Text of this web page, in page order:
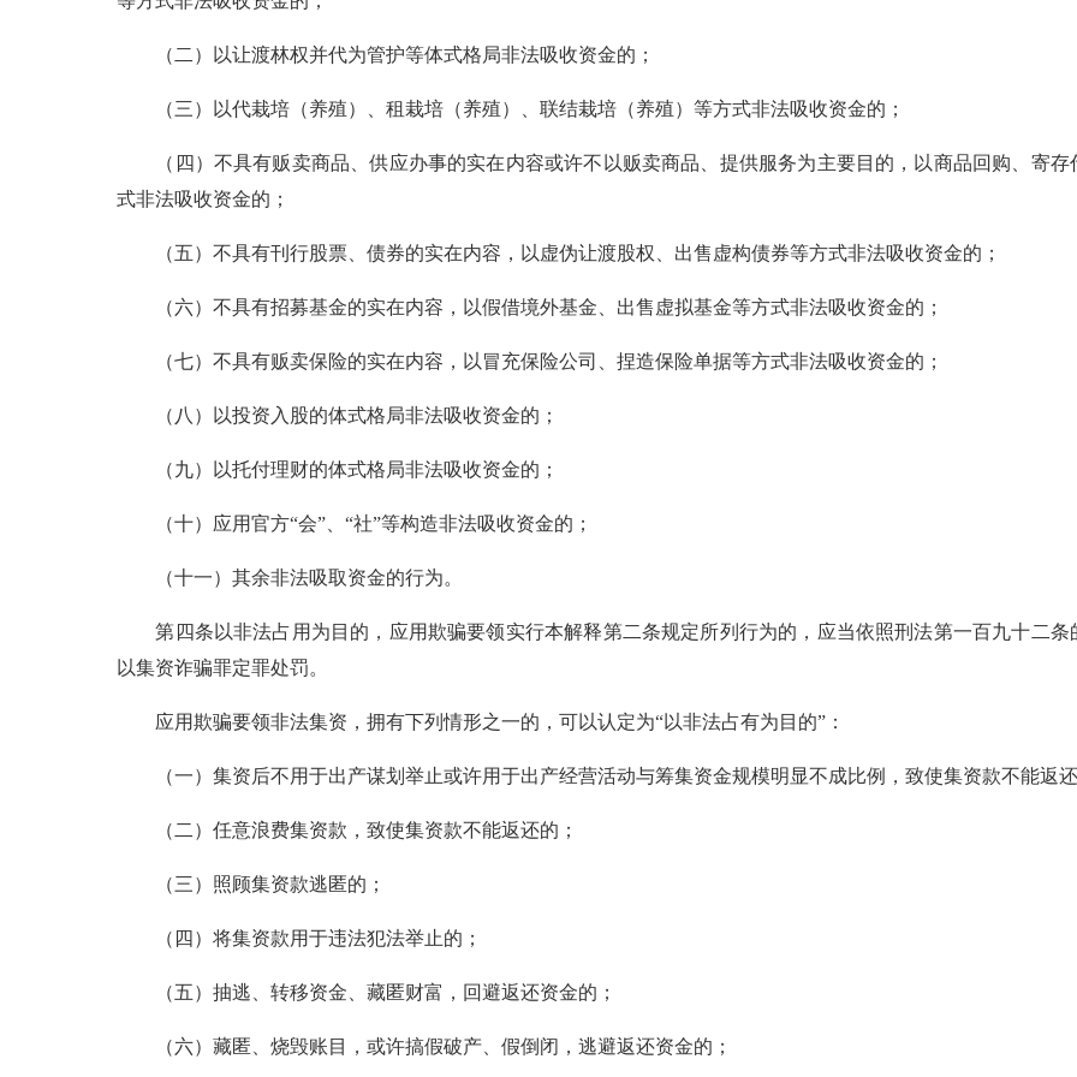
（二）以让渡林权并代为管护等体式格局非法吸收资金的；
（三）以代栽培（养殖）、租栽培（养殖）、联结栽培（养殖）等方式非法吸收资金的；
（四）不具有贩卖商品、供应办事的实在内容或许不以贩卖商品、提供服务为主要目的，以商品回购、寄存
式非法吸收资金的；
（五）不具有刊行股票、债券的实在内容，以虚伪让渡股权、出售虚构债券等方式非法吸收资金的；
（六）不具有招募基金的实在内容，以假借境外基金、出售虚拟基金等方式非法吸收资金的；
（七）不具有贩卖保险的实在内容，以冒充保险公司、捏造保险单据等方式非法吸收资金的；
（八）以投资入股的体式格局非法吸收资金的；
（九）以托付理财的体式格局非法吸收资金的；
（十）应用官方“会”、“社”等构造非法吸收资金的；
（十一）其余非法吸取资金的行为。
第四条以非法占用为目的，应用欺骗要领实行本解释第二条规定所列行为的，应当依照刑法第一百九十二条
以集资诈骗罪定罪处罚。
应用欺骗要领非法集资，拥有下列情形之一的，可以认定为“以非法占有为目的”：
（一）集资后不用于出产谋划举止或许用于出产经营活动与筹集资金规模明显不成比例，致使集资款不能返
（二）任意浪费集资款，致使集资款不能返还的；
（三）照顾集资款逃匿的；
（四）将集资款用于违法犯法举止的；
（五）抽逃、转移资金、藏匿财富，回避返还资金的；
（六）藏匿、烧毁账目，或许搞假破产、假倒闭，逃避返还资金的；